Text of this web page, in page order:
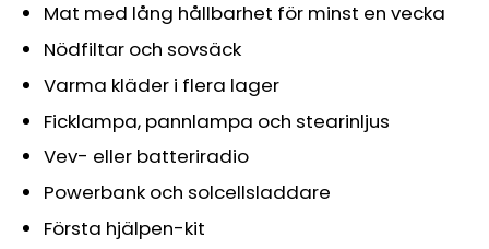
Mat med lång hållbarhet för minst en vecka
Nödfiltar och sovsäck
Varma kläder i flera lager
Ficklampa, pannlampa och stearinljus
Vev- eller batteriradio
Powerbank och solcellsladdare
Första hjälpen-kit